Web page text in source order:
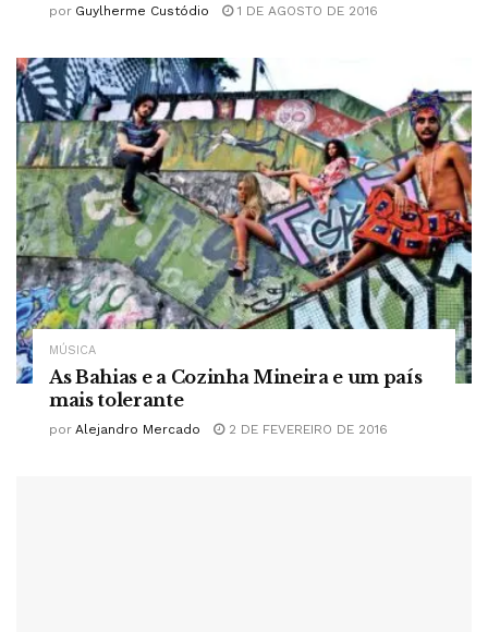
por Guylherme Custódio 1 DE AGOSTO DE 2016
MÚSICA
As Bahias e a Cozinha Mineira e um país
mais tolerante
por Alejandro Mercado 2 DE FEVEREIRO DE 2016